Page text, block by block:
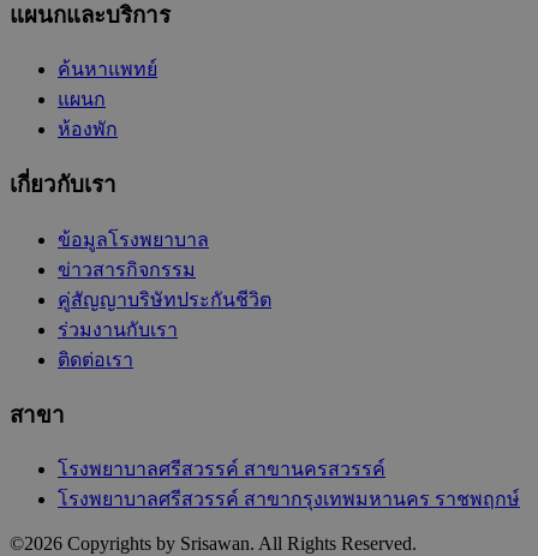
แผนกและบริการ
ค้นหาแพทย์
แผนก
ห้องพัก
เกี่ยวกับเรา
ข้อมูลโรงพยาบาล
ข่าวสารกิจกรรม
คู่สัญญาบริษัทประกันชีวิต
ร่วมงานกับเรา
ติดต่อเรา
สาขา
โรงพยาบาลศรีสวรรค์ สาขานครสวรรค์
โรงพยาบาลศรีสวรรค์ สาขากรุงเทพมหานคร ราชพฤกษ์
©2026 Copyrights by Srisawan. All Rights Reserved.